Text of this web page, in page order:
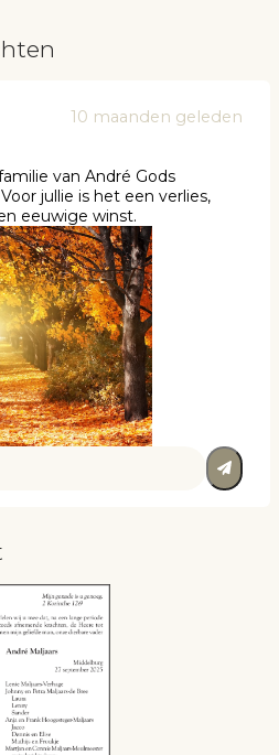
10 maanden geleden
van André Gods
jullie is het een verlies,
eeuwige winst.